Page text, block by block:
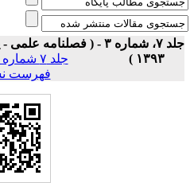
جلد ۷، شماره ۳ - (
۱۳۹۳ )
جلد ۷ شماره ۳ صفحات ۴۹-۴۳
فهرست